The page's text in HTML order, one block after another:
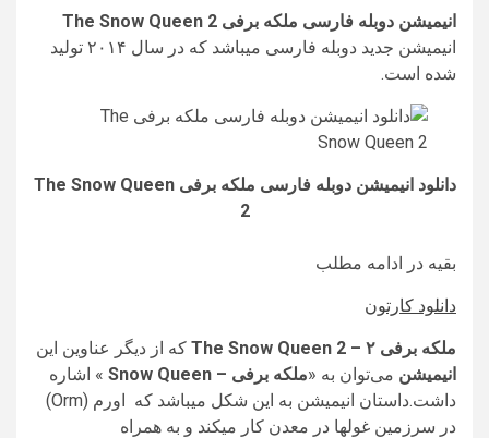
انیمیشن دوبله فارسی ملکه برفی The Snow Queen 2
انیمیشن جدید دوبله فارسی میباشد که در سال ۲۰۱۴ تولید
شده است.
دانلود انیمیشن دوبله فارسی ملکه برفی The Snow Queen
2
بقیه در ادامه مطلب
دانلود کارتون
ملکه برفی ۲ – The Snow Queen 2
که از دیگر عناوین این
انیمیشن می‌توان به «ملکه برفی – Snow Queen
» اشاره
داشت.داستان انیمیشن به این شکل میباشد که
اورم (Orm)
در سرزمین غولها در معدن کار میکند و به همراه